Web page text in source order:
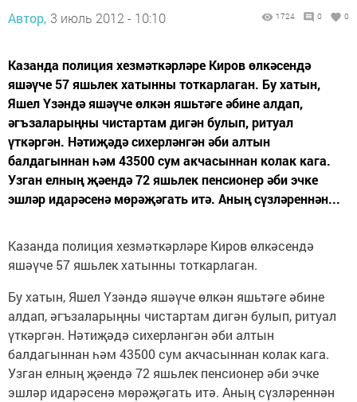
Автор, 3 июль 2012 - 10:10 1724 0 0
Казанда полиция хезмәткәрләре Киров өлкәсендә
яшәүче 57 яшьлек хатынны тоткарлаган. Бу хатын,
Яшел Үзәндә яшәүче өлкән яшьтәге әбине алдап,
әгъзаларыңны чистартам дигән булып, ритуал
үткәргән. Нәтиҗәдә сихерләнгән әби алтын
балдагыннан һәм 43500 сум акчасыннан колак кага.
Узган елның җәендә 72 яшьлек пенсионер әби эчке
эшләр идарәсенә мөрәҗәгать итә. Аның сүзләреннән...
Казанда полиция хезмәткәрләре Киров өлкәсендә
яшәүче 57 яшьлек хатынны тоткарлаган.
Бу хатын, Яшел Үзәндә яшәүче өлкән яшьтәге әбине
алдап, әгъзаларыңны чистартам дигән булып, ритуал
үткәргән. Нәтиҗәдә сихерләнгән әби алтын
балдагыннан һәм 43500 сум акчасыннан колак кага.
Узган елның җәендә 72 яшьлек пенсионер әби эчке
эшләр идарәсенә мөрәҗәгать итә. Аның сүзләреннән